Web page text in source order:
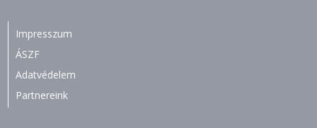
Impresszum
ÁSZF
Adatvédelem
Partnereink